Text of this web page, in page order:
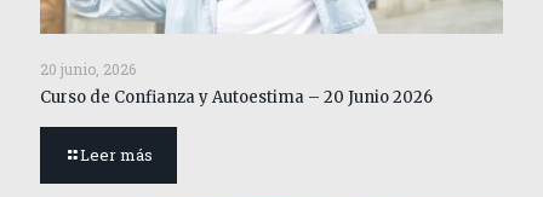
20 junio, 2026
Curso de Confianza y Autoestima – 20 Junio 2026
Leer más